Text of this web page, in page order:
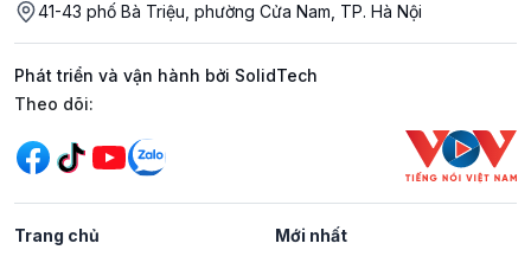
41-43 phố Bà Triệu, phường Cửa Nam, TP. Hà Nội
Phát triển và vận hành bởi SolidTech
Mạng xã hội
Theo dõi:
Trang chủ Mới nhất